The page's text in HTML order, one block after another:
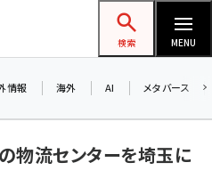
ップ担当者フォーラム
検索 MENU
情報 海外 AI メタバース
物流センターを埼玉に
AI
アル